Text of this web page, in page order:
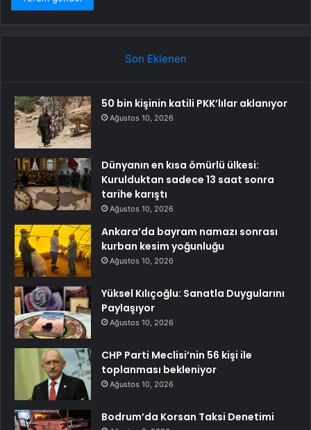
Son Eklenen
50 bin kişinin katili PKK’lılar aklanıyor
Ağustos 10, 2026
Dünyanın en kısa ömürlü ülkesi:
Kurulduktan sadece 13 saat sonra
tarihe karıştı
Ağustos 10, 2026
Ankara’da bayram namazı sonrası
kurban kesim yoğunluğu
Ağustos 10, 2026
Yüksel Kılıçoğlu: Sanatla Duygularını
Paylaşıyor
Ağustos 10, 2026
CHP Parti Meclisi’nin 56 kişi ile
toplanması bekleniyor
Ağustos 10, 2026
Bodrum’da Korsan Taksi Denetimi